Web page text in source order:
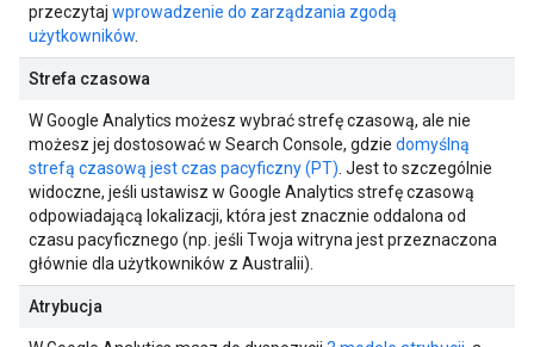
przeczytaj wprowadzenie do zarządzania zgodą
użytkowników.
Strefa czasowa
W Google Analytics możesz wybrać strefę czasową, ale nie
możesz jej dostosować w Search Console, gdzie domyślną
strefą czasową jest czas pacyficzny (PT). Jest to szczególnie
widoczne, jeśli ustawisz w Google Analytics strefę czasową
odpowiadającą lokalizacji, która jest znacznie oddalona od
czasu pacyficznego (np. jeśli Twoja witryna jest przeznaczona
głównie dla użytkowników z Australii).
Atrybucja